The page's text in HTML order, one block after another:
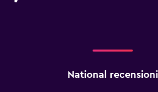
National recensioni